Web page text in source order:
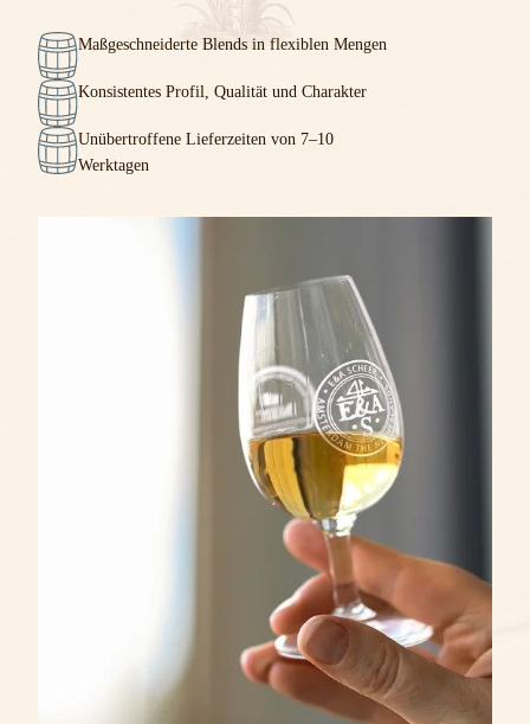
Maßgeschneiderte Blends in flexiblen Mengen
Konsistentes Profil, Qualität und Charakter
Unübertroffene Lieferzeiten von 7–10
Werktagen